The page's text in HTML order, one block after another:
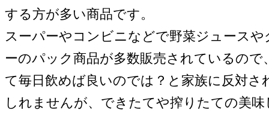
する方が多い商品です。
スーパーやコンビニなどで野菜ジュース
ーのパック商品が多数販売されているので
て毎日飲めば良いのでは？と家族に反対さ
しれませんが、できたてや搾りたての美